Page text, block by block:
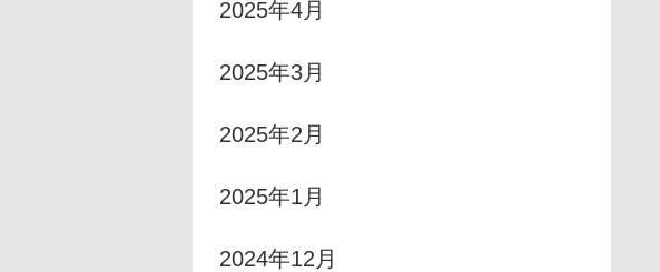
2025年4月
2025年3月
2025年2月
2025年1月
2024年12月